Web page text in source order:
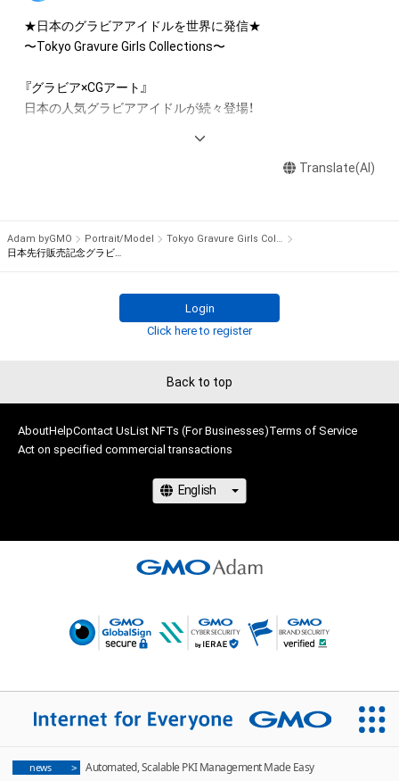
であると判断した場合、利用をお断りさせていただきます。
・本アイテムの購入、売却および利用に関して、購入者、売却者、
原因で発生したものであっても、本アイテムの作成者または第
三者のライセンス保有者は、何らの法的責任も負わないものと
★日本のグラビアアイドルを世界に発信★
〜Tokyo Gravure Girls Collections〜
『グラビア×CGアート』
日本の人気グラビアアイドルが続々登場！
Translate(AI)
Adam byGMO Portrait/Model
Tokyo Gravure Girls Collections
日本先行販売記念グラビアCGアート
Login
Click here to register
Back to top
AboutHelpContact UsList NFTs (For Businesses)Terms of Service
Act on specified commercial transactions
news Automated, Scalable PKI Management Made Easy